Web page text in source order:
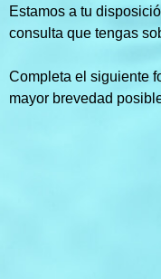
Estamos a tu
consulta que tengas
Completa el siguiente
mayor brevedad